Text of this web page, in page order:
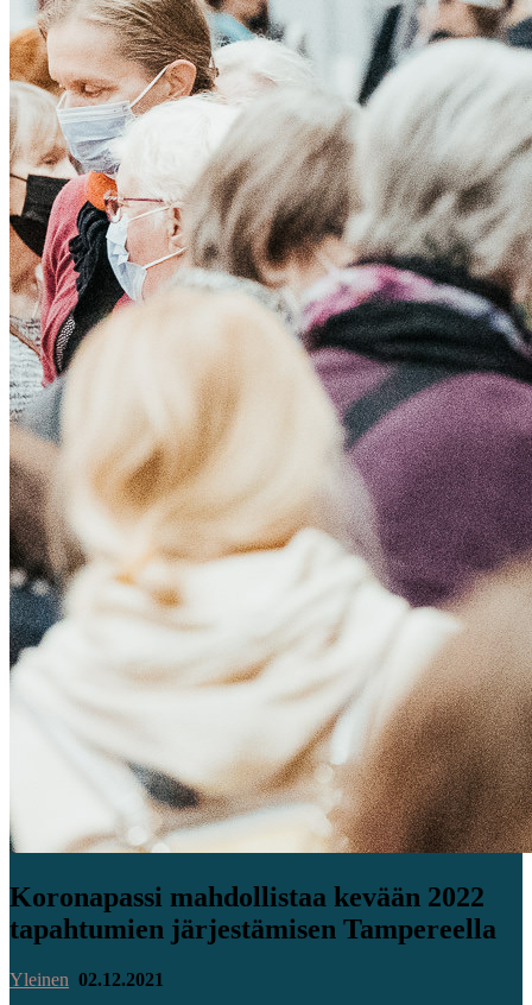
Koronapassi mahdollistaa kevään 2022
tapahtumien järjestämisen Tampereella
Yleinen 02.12.2021